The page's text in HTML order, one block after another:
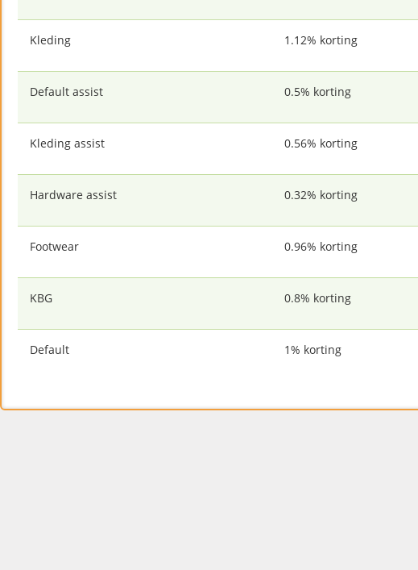
Kleding 1.12% korting
Default assist 0.5% korting
Kleding assist 0.56% korting
Hardware assist 0.32% korting
Footwear 0.96% korting
KBG 0.8% korting
Default 1% korting